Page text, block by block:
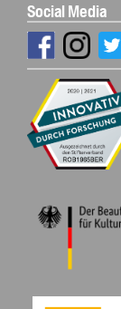
Social Media